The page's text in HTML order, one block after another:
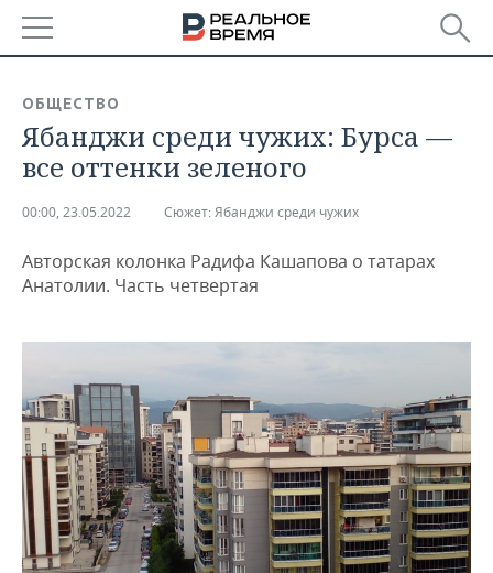
БАШКОРТОСТАН
ТАТАРСТАН
НОВОСТИ
АНАЛИТИКА
ДЕКЛАРАЦИИ О ДОХОДАХ
ВУЗЫ ТАТАРСТАНА
КОМУ ПРИНАДЛЕЖАТ
ТОРГОВЫЕ ЦЕНТРЫ
ТАТАРСТАНА
НОВОСТИ ЭКОНОМИКИ
БАНКИ
БЮДЖЕТ
ИНВЕСТИЦИИ
ПРОМЫШЛЕННОСТЬ
ПРОМЫШЛЕННОСТИ
АГРОПРОМ
МАШИНОСТРОЕНИЕ
НЕФТЕХИМИЯ
НЕФТЬ
НОВОСТИ НЕДВИЖИМОСТИ
НОВОСТИ АВТО
БИЗНЕС
НОВОСТИ БИЗНЕСА
РОЗНИЧНАЯ ТОРГОВЛЯ
ТЕХНОЛОГИИ
НОВОСТИ ТЕХНОЛОГИЙ
МЕРОПРИЯТИЯ
ОБЩЕСТВО
Ябанджи среди чужих: Бурса —
все оттенки зеленого
00:00, 23.05.2022 Сюжет: Ябанджи среди чужих
Авторская колонка Радифа Кашапова о татарах
Анатолии. Часть четвертая